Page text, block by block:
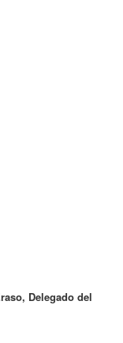
Delegado del